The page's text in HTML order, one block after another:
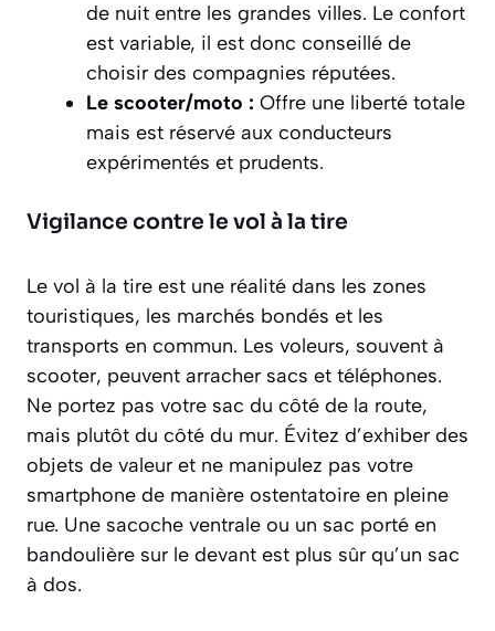
de nuit entre les grandes villes. Le confort
est variable, il est donc conseillé de
choisir des compagnies réputées.
Le scooter/moto : Offre une liberté totale
mais est réservé aux conducteurs
expérimentés et prudents.
Vigilance contre le vol à la tire
Le vol à la tire est une réalité dans les zones
touristiques, les marchés bondés et les
transports en commun. Les voleurs, souvent à
scooter, peuvent arracher sacs et téléphones.
Ne portez pas votre sac du côté de la route,
mais plutôt du côté du mur. Évitez d’exhiber des
objets de valeur et ne manipulez pas votre
smartphone de manière ostentatoire en pleine
rue. Une sacoche ventrale ou un sac porté en
bandoulière sur le devant est plus sûr qu’un sac
à dos.